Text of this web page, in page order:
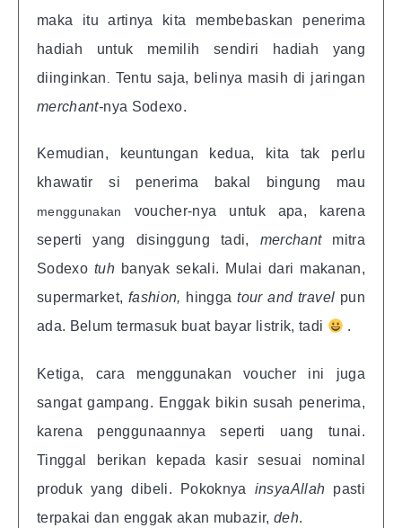
maka itu artinya kita membebaskan penerima
hadiah untuk memilih sendiri hadiah yang
diinginkan
Tentu saja, belinya masih di jaringan
merchant-nya Sodexo.
Kemudian, keuntungan kedua, kita tak perlu
khawatir si penerima bakal bingung mau
menggunakan
voucher-nya untuk apa, karena
seperti yang disinggung tadi, merchant mitra
Sodexo tuh banyak sekali. Mulai dari makanan,
supermarket, fashion, hinggatour and travel pun
ada. Belum termasuk buat bayar listrik, tadi
.
Ketiga, cara menggunakan voucher ini juga
sangat gampang. Enggak bikin susah penerima,
karena penggunaannya seperti uang tunai.
Tinggal berikan kepada kasir sesuai nominal
produk yang dibeli. Pokoknya insyaAllah pasti
terpakai dan enggak akan mubazir, deh.